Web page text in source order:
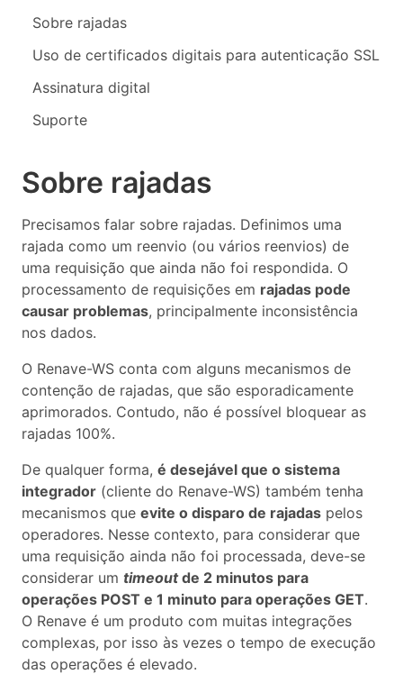
Sobre rajadas
Uso de certificados digitais para autenticação SSL
Assinatura digital
Suporte
Sobre rajadas
Precisamos falar sobre rajadas. Definimos uma
rajada como um reenvio (ou vários reenvios) de
uma requisição que ainda não foi respondida. O
processamento de requisições em rajadas pode
causar problemas, principalmente inconsistência
nos dados.
O Renave-WS conta com alguns mecanismos de
contenção de rajadas, que são esporadicamente
aprimorados. Contudo, não é possível bloquear as
rajadas 100%.
De qualquer forma, é desejável que o sistema
integrador (cliente do Renave-WS) também tenha
mecanismos que evite o disparo de rajadas pelos
operadores. Nesse contexto, para considerar que
uma requisição ainda não foi processada, deve-se
considerar um timeoutde 2 minutos para
operações POST e 1 minuto para operações GET.
O Renave é um produto com muitas integrações
complexas, por isso às vezes o tempo de execução
das operações é elevado.